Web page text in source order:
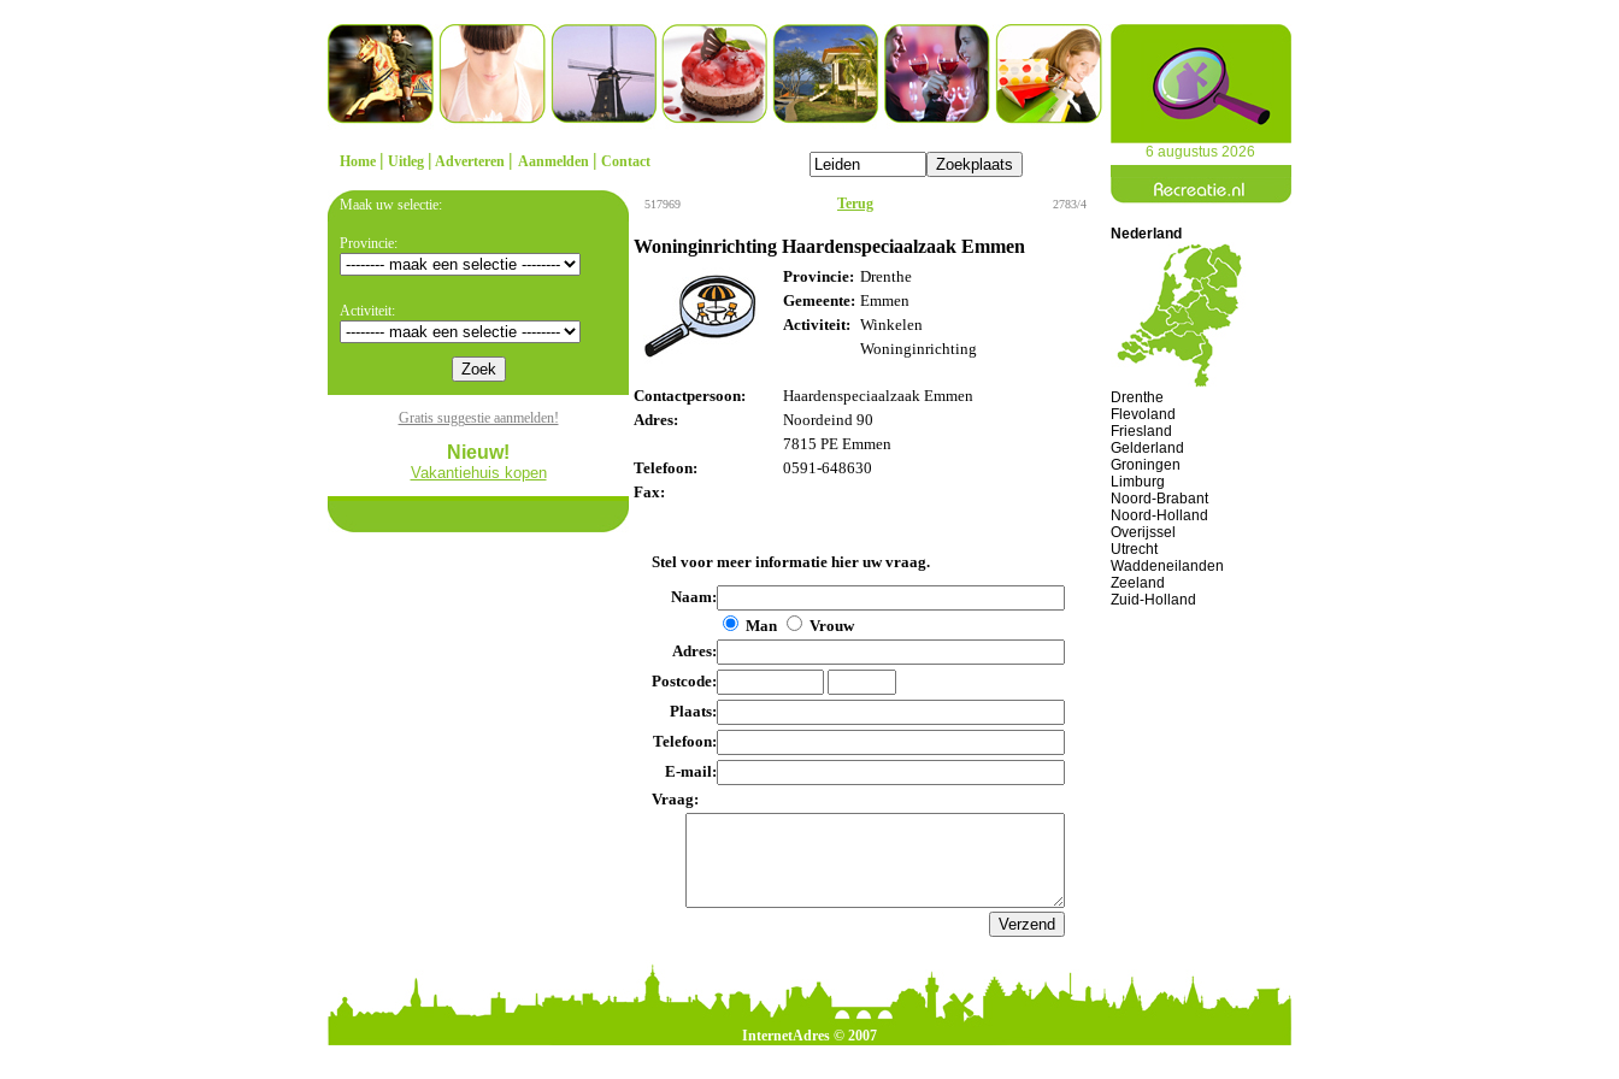
Home | Uitleg | Adverteren | Aanmelden | Contact
6 augustus 2026
Maak uw selectie:
Provincie:
Activiteit:
Gratis suggestie aanmelden!
Nieuw!
Vakantiehuis kopen
517969 Terug 2783/4
Woninginrichting Haardenspeciaalzaak Emmen
Provincie: Drenthe
Gemeente: Emmen
Activiteit: Winkelen
Woninginrichting
Contactpersoon:
Haardenspeciaalzaak Emmen
Adres:
Noordeind 90
7815 PE Emmen
Telefoon:
0591-648630
Fax:
Stel voor meer informatie hier uw vraag.
Naam:
Man
Vrouw
Adres:
Postcode:
Plaats:
Telefoon:
E-mail:
Vraag:
Nederland
Drenthe
Flevoland
Friesland
Gelderland
Groningen
Limburg
Noord-Brabant
Noord-Holland
Overijssel
Utrecht
Waddeneilanden
Zeeland
Zuid-Holland
InternetAdres © 2007